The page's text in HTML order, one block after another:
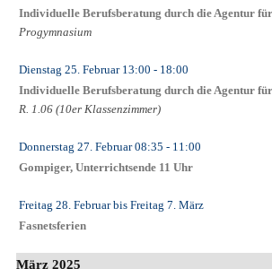
Individuelle Berufsberatung durch die Agentur
Progymnasium
Dienstag 25. Februar13:00 - 18:00
Individuelle Berufsberatung durch die Agentur
R. 1.06 (10er Klassenzimmer)
Donnerstag 27. Februar08:35 - 11:00
Gompiger, Unterrichtsende 11 Uhr
Freitag 28. Februarbis Freitag 7. März
Fasnetsferien
März 2025